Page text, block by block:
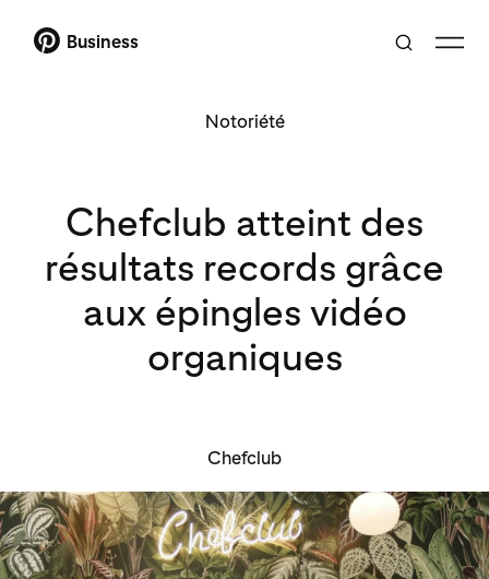
Business
Notoriété
Chefclub atteint des
résultats records grâce
aux épingles vidéo
organiques
Chefclub